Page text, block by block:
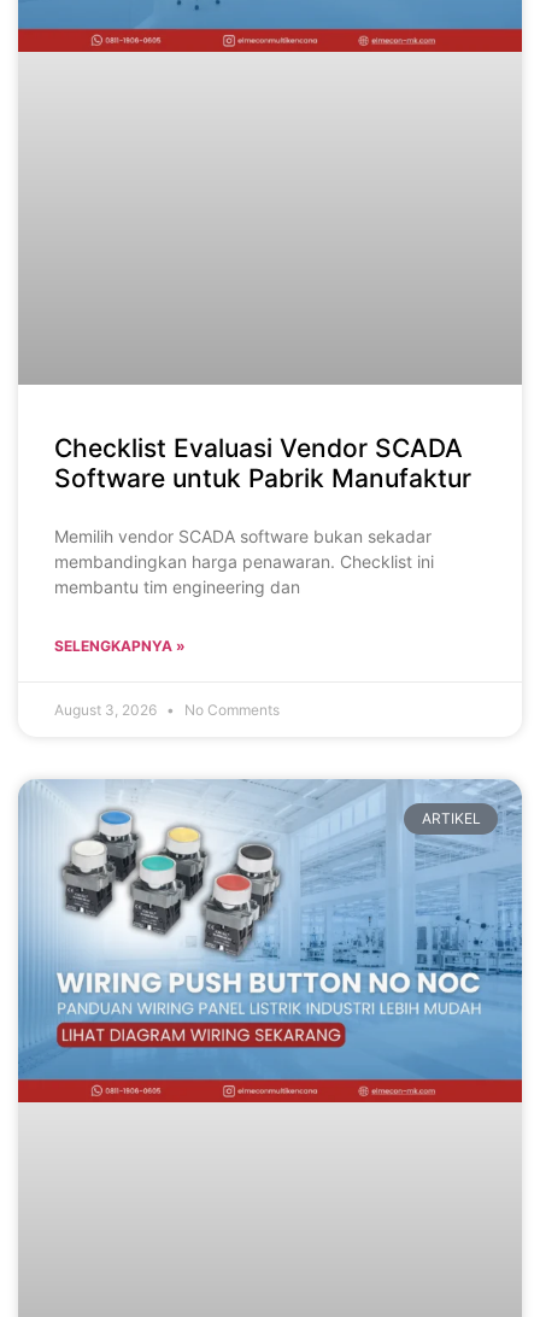
Checklist Evaluasi Vendor SCADA
Software untuk Pabrik Manufaktur
Memilih vendor SCADA software bukan sekadar
membandingkan harga penawaran. Checklist ini
membantu tim engineering dan
SELENGKAPNYA »
August 3, 2026 No Comments
ARTIKEL